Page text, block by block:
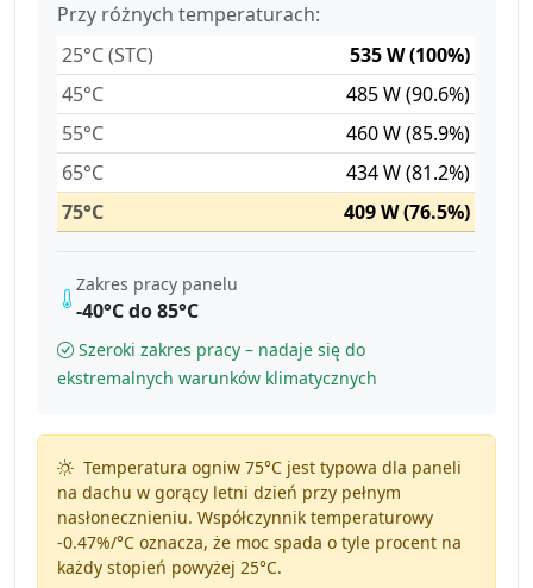
Przy różnych temperaturach:
25°C (STC)
535 W (100%)
45°C
485 W (90.6%)
55°C
460 W (85.9%)
65°C
434 W (81.2%)
75°C
409 W (76.5%)
Zakres pracy panelu
-40°C do 85°C
Szeroki zakres pracy – nadaje się do
ekstremalnych warunków klimatycznych
Temperatura ogniw 75°C jest typowa dla paneli
na dachu w gorący letni dzień przy pełnym
nasłonecznieniu. Współczynnik temperaturowy
-0.47%/°Coznacza, że moc spada o tyle procent na
każdy stopień powyżej 25°C.